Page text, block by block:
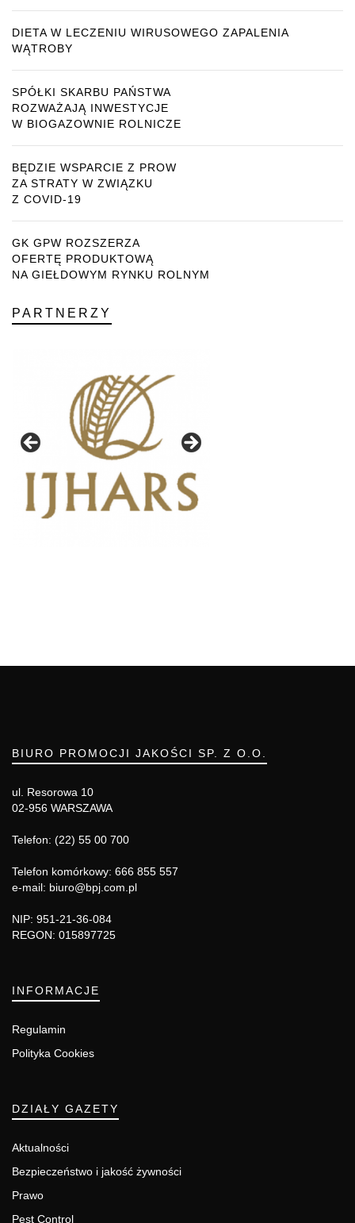
DIETA W LECZENIU WIRUSOWEGO ZAPALENIA
WĄTROBY
SPÓŁKI SKARBU PAŃSTWA
ROZWAŻAJĄ INWESTYCJE
W BIOGAZOWNIE ROLNICZE
BĘDZIE WSPARCIE Z PROW
ZA STRATY W ZWIĄZKU
Z COVID-19
GK GPW ROZSZERZA
OFERTĘ PRODUKTOWĄ
NA GIEŁDOWYM RYNKU ROLNYM
PARTNERZY
BIURO PROMOCJI JAKOŚCI SP. Z O.O.
ul. Resorowa 10
02-956 WARSZAWA
Telefon: (22) 55 00 700
Telefon komórkowy: 666 855 557
e-mail: biuro@bpj.com.pl
NIP: 951-21-36-084
REGON: 015897725
INFORMACJE
Regulamin
Polityka Cookies
DZIAŁY GAZETY
Aktualności
Bezpieczeństwo i jakość żywności
Prawo
Pest Control